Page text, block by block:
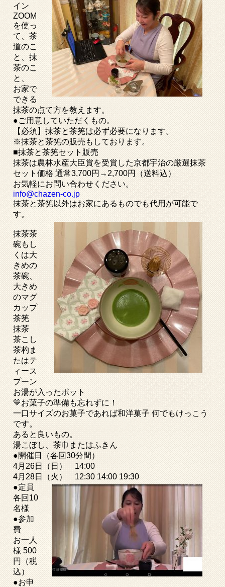
イン
ZOOM
を使っ
て、茶
道のこ
と、抹
茶のこ
と、
お家で
できる
抹茶の点て方を教えます。
●ご用意していただくもの。
【必須】抹茶と茶筅は必ず必要になります。
※抹茶と茶筅の販売もしております。
■抹茶と茶筅セット販売
抹茶は農林水産大臣賞を受賞した京都宇治の厳選抹茶
セット価格 通常3,700円→2,700円（送料込）
お気軽にお問い合わせください。
info@chazen-co.jp
抹茶と茶筅以外はお家にあるものでも代用が可能で
す。
抹茶茶
碗もし
くは大
きめの
茶碗、
大きめ
のマグ
カップ
茶筅
抹茶
茶こし
茶杓ま
たはテ
ィース
プーン
お湯が入ったポット
💛お菓子の準備も忘れずに！
一口サイズのお菓子であれば和洋菓子 何でもけっこう
です。
あると良いもの。
湯こぼし、茶巾またはふきん
●開催日（各回30分間）
4月26日（日） 14:00
4月28日（火） 12:30 14:00 19:30
●定員
各回10
名様
●参加
費
お一人
様 500
円（税
込）
●お申